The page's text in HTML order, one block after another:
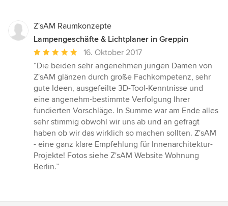
Z'sAM Raumkonzepte
Lampengeschäfte & Lichtplaner in Greppin
Durchschnittliche
Bewertung:
5
von
5
Sternen
16. Oktober 2017
“Die beiden sehr angenehmen jungen Damen von
Z'sAM glänzen durch große Fachkompetenz, sehr
gute Ideen, ausgefeilte 3D-Tool-Kenntnisse und
eine angenehm-bestimmte Verfolgung Ihrer
fundierten Vorschläge. In Summe war am Ende alles
sehr stimmig obwohl wir uns ab und an gefragt
haben ob wir das wirklich so machen sollten. Z'sAM
- eine ganz klare Empfehlung für Innenarchitektur-
Projekte! Fotos siehe Z'sAM Website Wohnung
Berlin.”